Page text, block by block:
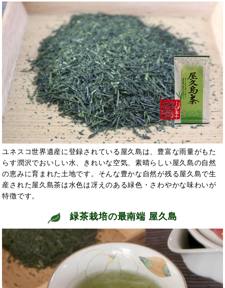
ユネスコ世界遺産に登録されている屋久島は、豊富な雨量がもた
らす潤沢でおいしい水、きれいな空気、素晴らしい屋久島の自然
の恵みに育まれた土地です。そんな豊かな自然が残る屋久島で生
産された屋久島茶は水色は冴えのある緑色・さわやかな味わいが
特徴です。
緑茶栽培の最南端 屋久島